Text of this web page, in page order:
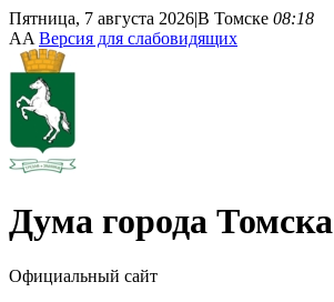
Пятница, 7 августа 2026|В Томске 08:18
AA Версия для слабовидящих
Дума города Томска
Официальный сайт